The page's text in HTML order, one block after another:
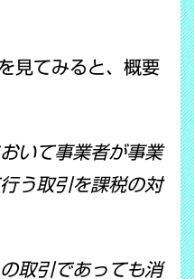
見てみると、概要
いて事業者が事業
う取引を課税の対
取引であっても消